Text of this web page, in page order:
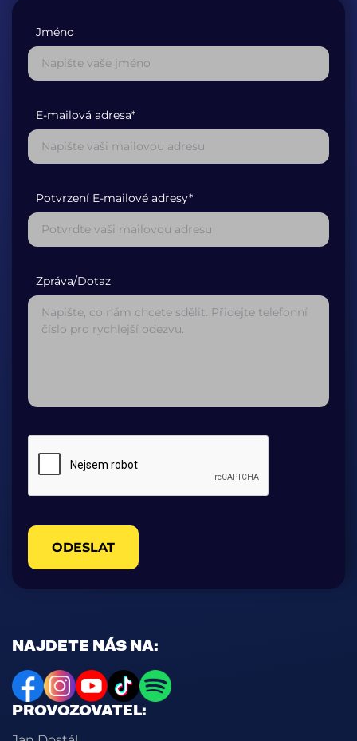
NAJDETE NÁS NA:
PROVOZOVATEL:
Jméno
E-mailová adresa*
Potvrzení E-mailové adresy*
Zpráva/Dotaz
ODESLAT